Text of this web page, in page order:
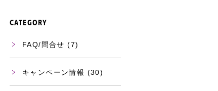
CATEGORY
FAQ/問合せ (7)
キャンペーン情報 (30)